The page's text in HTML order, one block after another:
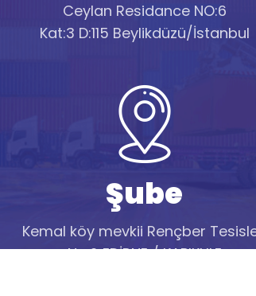
Ceylan Residance NO:6
Kat:3 D:115 Beylikdüzü/İstanbul
Şube
Kemal köy mevkii Rençber
No:2 EDİRNE / KAPIKULE